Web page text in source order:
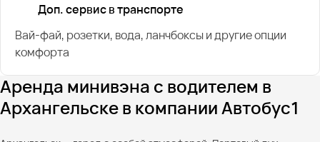
Доп. сервис в транспорте
Вай-фай, розетки, вода, ланчбоксы и другие опции
комфорта
Аренда минивэна с водителем в
Архангельске в компании Автобус1